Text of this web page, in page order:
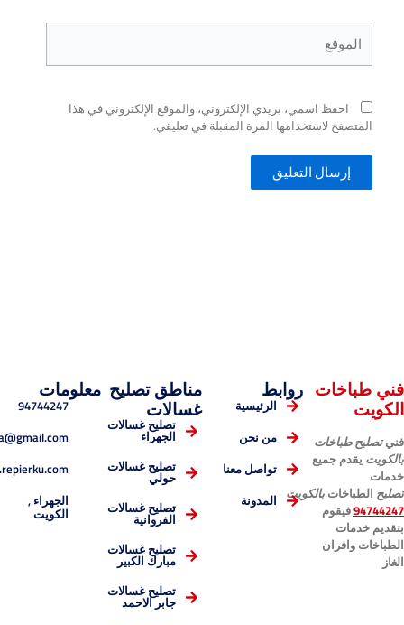
اسمي، بريدي الإلكتروني، والموقع الإلكتروني في هذا
لاستخدامها المرة المقبلة في تعليقي.
جميع
بالكويت
روابط
الرئيسية
من نحن
تواصل معنا
المدونة
مناطق تصليح
غسالات
تصليح غسالات
تصليح غسالات
تصليح غسالات
الفروانية
تصليح غسالات
مبارك الكبير
تصليح غسالات
جابر الاحمد
معلومات
94744247
esmaelnema@gmail.com
www.repierku.com
الجهراء ,
الكويت